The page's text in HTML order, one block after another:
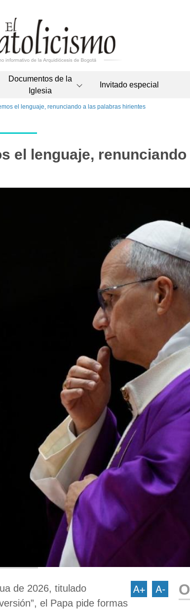
Documentos de la
Iglesia
Invitado especial
el lenguaje, renunciando a las palabras hirientes
el lenguaje, renunciando
de 2026, titulado
el Papa pide formas